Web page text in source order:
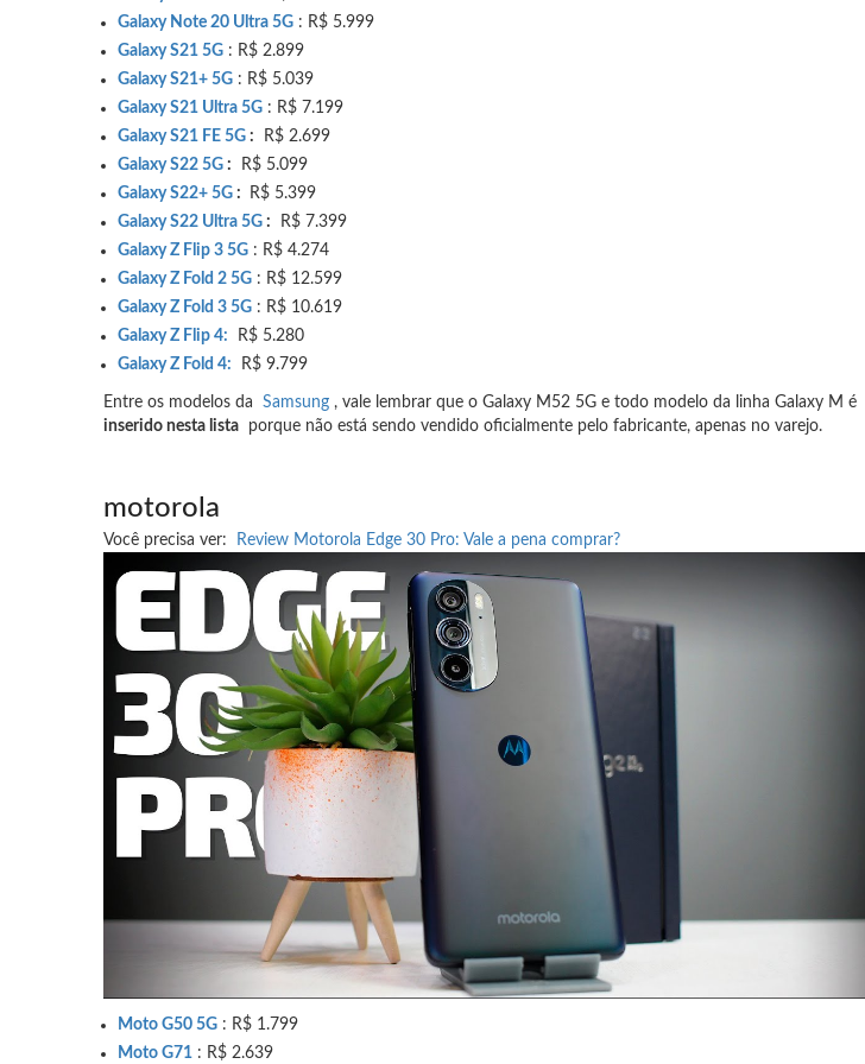
Galaxy Note 20 Ultra 5G : R$ 5.999
Galaxy S21 5G : R$ 2.899
Galaxy S21+ 5G : R$ 5.039
Galaxy S21 Ultra 5G : R$ 7.199
Galaxy S21 FE 5G : R$ 2.699
Galaxy S22 5G : R$ 5.099
Galaxy S22+ 5G :
R$ 5.399
Galaxy S22 Ultra 5G : R$ 7.399
Galaxy Z Flip 3 5G : R$ 4.274
Galaxy Z Fold 2 5G : R$ 12.599
Galaxy Z Fold 3 5G : R$ 10.619
Galaxy Z Flip 4: R$ 5.280
Galaxy Z Fold 4: R$ 9.799
Entre os modelos da Samsung , vale lembrar que o Galaxy M52 5G e todo modelo da linha Galaxy M é
inserido nesta lista porque não está sendo vendido oficialmente pelo fabricante, apenas no varejo.
motorola
Você precisa ver: Review Motorola Edge 30 Pro: Vale a pena comprar?
Moto G50 5G : R$ 1.799
Moto G71 : R$ 2.639